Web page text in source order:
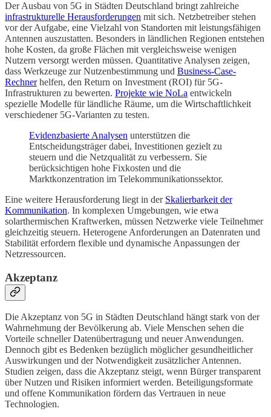
Der Ausbau von 5G in Städten Deutschland bringt zahlreiche
infrastrukturelle Herausforderungen mit sich. Netzbetreiber stehen
vor der Aufgabe, eine Vielzahl von Standorten mit leistungsfähigen
Antennen auszustatten. Besonders in ländlichen Regionen entstehen
hohe Kosten, da große Flächen mit vergleichsweise wenigen
Nutzern versorgt werden müssen. Quantitative Analysen zeigen,
dass Werkzeuge zur Nutzenbestimmung und Business-Case-
Rechnerhelfen, den Return on Investment (ROI) für 5G-
Infrastrukturen zu bewerten. Projekte wie NoLa entwickeln
spezielle Modelle für ländliche Räume, um die Wirtschaftlichkeit
verschiedener 5G-Varianten zu testen.
Evidenzbasierte Analysen unterstützen die
Entscheidungsträger dabei, Investitionen gezielt zu
steuern und die Netzqualität zu verbessern. Sie
berücksichtigen hohe Fixkosten und die
Marktkonzentration im Telekommunikationssektor.
Eine weitere Herausforderung liegt in der Skalierbarkeit der
Kommunikation. In komplexen Umgebungen, wie etwa
solarthermischen Kraftwerken, müssen Netzwerke viele Teilnehmer
gleichzeitig steuern. Heterogene Anforderungen an Datenraten und
Stabilität erfordern flexible und dynamische Anpassungen der
Netzressourcen.
Akzeptanz
Die Akzeptanz von 5G in Städten Deutschland hängt stark von der
Wahrnehmung der Bevölkerung ab. Viele Menschen sehen die
Vorteile schneller Datenübertragung und neuer Anwendungen.
Dennoch gibt es Bedenken bezüglich möglicher gesundheitlicher
Auswirkungen und der Notwendigkeit zusätzlicher Antennen.
Studien zeigen, dass die Akzeptanz steigt, wenn Bürger transparent
über Nutzen und Risiken informiert werden. Beteiligungsformate
und offene Kommunikation fördern das Vertrauen in neue
Technologien.